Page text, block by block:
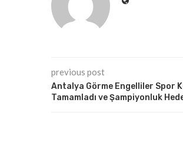
previous post
Antalya Görme Engelliler Spor
Tamamladı ve Şampiyonluk